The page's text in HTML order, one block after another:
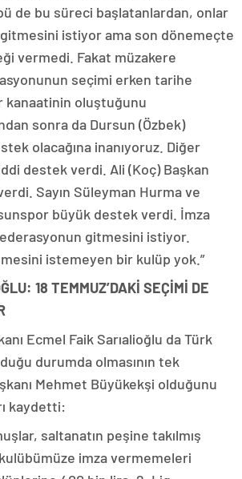
de bu süreci başlatanlardan, onlar
istiyor ama son dönemeçte
vermedi. Fakat müzakere
seçimi erken tarihe
kanaatinin oluştuğunu
sonra da Dursun (Özbek)
olacağına inanıyoruz. Diğer
destek verdi. Ali (Koç) Başkan
Sayın Süleyman Hurma ve
büyük destek verdi. İmza
gitmesini istiyor.
istemeyen bir kulüp yok.”
18 TEMMUZ’DAKİ SEÇİMİ DE
Ecmel Faik Sarıalioğlu da Türk
durumda olmasının tek
Mehmet Büyükekşi olduğunu
kaydetti:
saltanatın peşine takılmış
imza vermemeleri